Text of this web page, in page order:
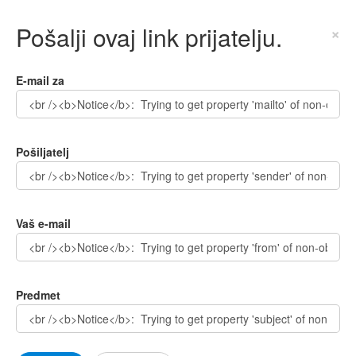
Pošalji ovaj link prijatelju. ×
E-mail za
Pošiljatelj
Vaš e-mail
Predmet